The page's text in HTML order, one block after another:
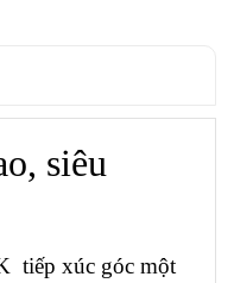
siêu
tiếp xúc góc một